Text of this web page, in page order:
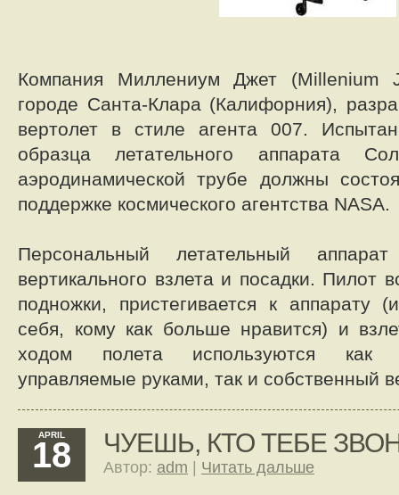
Компания Миллениум Джет (Millenium
городе Санта-Клара (Калифорния),
вертолет в стиле агента 007.
образца летательного аппарата
аэродинамической трубе должны
поддержке космического агентства NASA.
Персональный летательный
вертикального взлета и посадки. Пилот
подножки, пристегивается к аппарату
себя, кому как больше нравится) и
ходом полета используются как
управляемые руками, так и собственный
APRIL
18 ЧУЕШЬ, КТО ТЕБЕ
Автор: adm Читать дальше